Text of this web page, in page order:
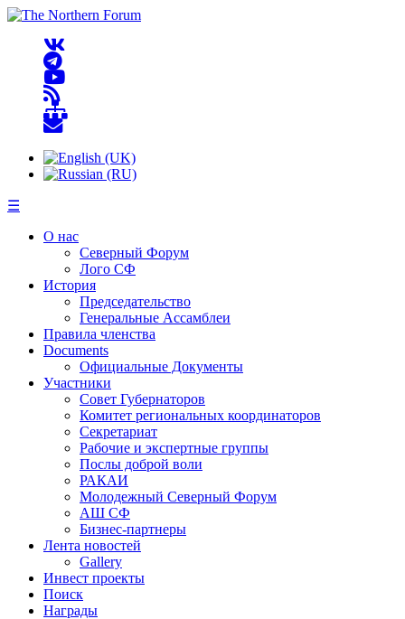
☰
О нас
Северный Форум
Лого СФ
История
Председательство
Генеральные Ассамблеи
Правила членства
Documents
Официальные Документы
Участники
Совет Губернаторов
Комитет региональных координаторов
Секретариат
Рабочие и экспертные группы
Послы доброй воли
РАКАИ
Молодежный Северный Форум
АШ СФ
Бизнес-партнеры
Лента новостей
Gallery
Инвест проекты
Поиск
Награды